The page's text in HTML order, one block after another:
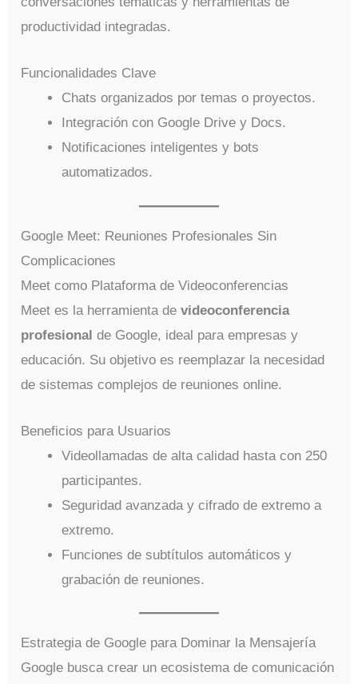
productividad integradas.
Funcionalidades Clave
Chats organizados por temas o proyectos.
Integración con Google Drive y Docs.
Notificaciones inteligentes y bots
automatizados.
Google Meet: Reuniones Profesionales Sin
Complicaciones
Meet como Plataforma de Videoconferencias
Meet es la herramienta devideoconferencia
profesional de Google, ideal para empresas y
educación. Su objetivo es reemplazar la necesidad
de sistemas complejos de reuniones online.
Beneficios para Usuarios
Videollamadas de alta calidad hasta con 250
participantes.
Seguridad avanzada y cifrado de extremo a
extremo.
Funciones de subtítulos automáticos y
grabación de reuniones.
Estrategia de Google para Dominar la Mensajería
Google busca crear un ecosistema de comunicación